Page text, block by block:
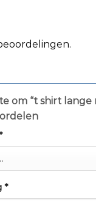
om “t shirt
*